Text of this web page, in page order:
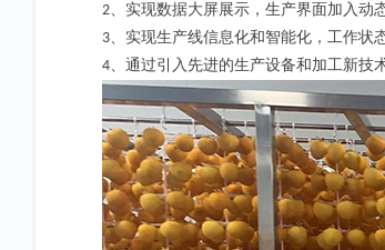
2、实现数据大屏展示，生产界面加入动
3、实现生产线信息化和智能化，工作状
4、通过引入先进的生产设备和加工新技